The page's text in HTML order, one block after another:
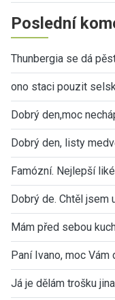
Poslední
Thunbergia se dá
ono staci pouzit
Dobrý den,moc
Dobrý den, listy
Famózní. Nejlepší
Dobrý de. Chtěl jsem
Mám před sebou
Paní Ivano, moc Vám
Já je dělám trošku